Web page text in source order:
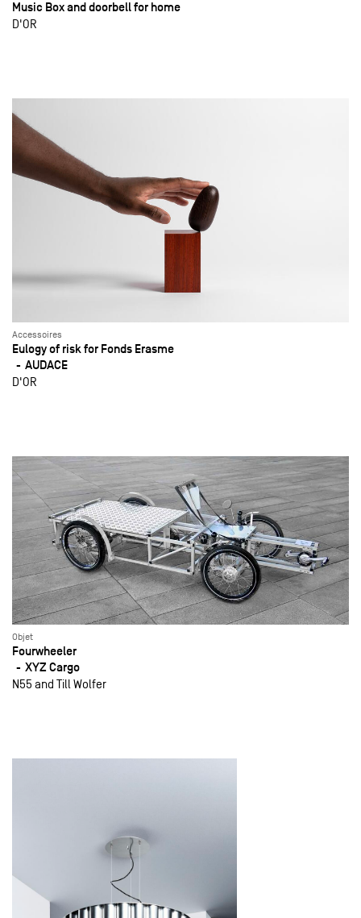
Music Box and doorbell for home
D'OR
Accessoires
Eulogy of risk for Fonds Erasme
AUDACE
D'OR
Objet
Fourwheeler
XYZ Cargo
N55 and Till Wolfer